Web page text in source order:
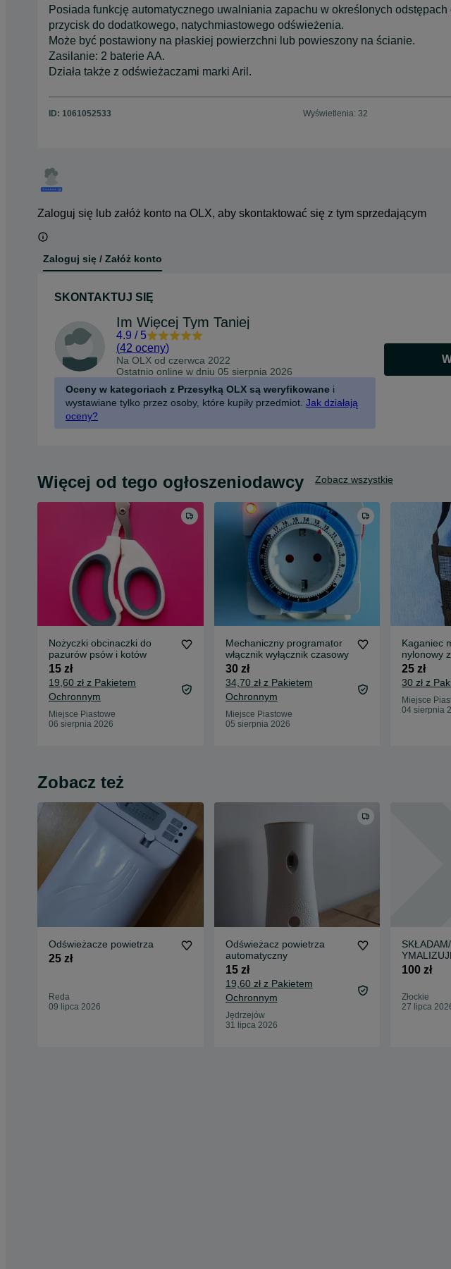
Posiada funkcję automatycznego uwalniania zapachu w określonych
przycisk do dodatkowego, natychmiastowego odświeżenia.
Może być postawiony na płaskiej powierzchni lub powieszony na ścianie.
Zasilanie: 2 baterie AA.
Działa także z odświeżaczami marki Aril.
ID: 1061052533 Wyświetlenia: 32
Zaloguj się lub załóż konto na OLX, aby skontaktować się z tym sprzedającym
Zaloguj się / Załóż konto
SKONTAKTUJ SIĘ
Im Więcej Tym Taniej
4.9 / 5
(42 oceny)
Na OLX od czerwca 2022
Ostatnio online w dniu 05 sierpnia 2026
Oceny w kategoriach z Przesyłką OLX są weryfikowane i
wystawiane tylko przez osoby, które kupiły przedmiot. Jak działają
oceny?
Więcej od tego ogłoszeniodawcy Zobacz wszystkie
Nożyczki obcinaczki do
pazurów psów i kotów
15 zł
19,60 zł z Pakietem
Ochronnym
Miejsce Piastowe
06 sierpnia 2026
Mechaniczny programator
włącznik wyłącznik czasowy
30 zł
34,70 zł z Pakietem
Ochronnym
Miejsce Piastowe
05 sierpnia 2026
Kaganiec
nylonowy
Trixie
25 zł
30 zł z
Miejsce
04 sierpnia
Zobacz też
Odświeżacze powietrza
25 zł
Reda
09 lipca 2026
Odświeżacz powietrza
automatyczny
15 zł
19,60 zł z Pakietem
Ochronnym
Jędrzejów
31 lipca 2026
więcej
100 zł
Złockie
27 lipca